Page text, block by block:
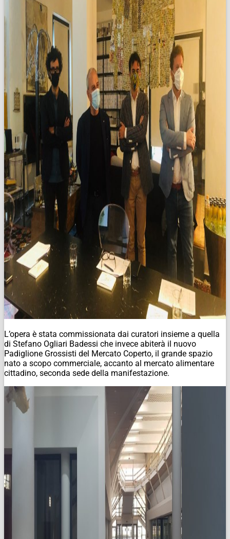
L’opera è stata commissionata dai curatori insieme a quella
di Stefano Ogliari Badessi che invece abiterà il nuovo
Padiglione Grossisti del Mercato Coperto, il grande spazio
nato a scopo commerciale, accanto al mercato alimentare
cittadino, seconda sede della manifestazione.